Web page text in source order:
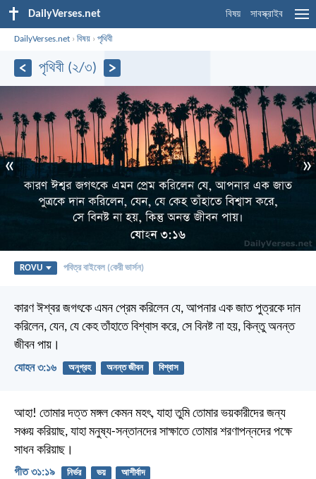
DailyVerses.net বিষয় সাবস্ক্রাইব
DailyVerses.net ›বিষয় ›পৃথিবী
পৃথিবী (২/৩)
« »
ROVU পবিত্র বাইবেল (কেরী ভার্সন)
কারণ ঈশ্বর জগৎকে এমন প্রেম করিলেন যে, আপনার এক জাত পুত্রকে দান
করিলেন, যেন, যে কেহ তাঁহাতে বিশ্বাস করে, সে বিনষ্ট না হয়, কিন্তু অনন্ত
জীবন পায়।
যোহন ৩:১৬ অনুগ্রহ অনন্ত জীবন বিশ্বাস
আহা! তোমার দত্ত মঙ্গল কেমন মহৎ, যাহা তুমি তোমার ভয়কারীদের জন্য
সঞ্চয় করিয়াছ, যাহা মনুষ্য-সন্তানদের সাক্ষাতে তোমার শরণাপন্নদের পক্ষে
সাধন করিয়াছ।
গীত ৩১:১৯ নির্ভর ভয় আশীর্বাদ